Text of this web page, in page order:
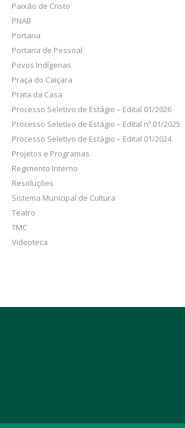
Paixão de Cristo
PNAB
Portaria
Portaria de Pessoal
Povos Indígenas
Praça do Caiçara
Prata da Casa
Processo Seletivo de Estágio – Edital 01/2026
Processo Seletivo de Estágio – Edital nº 01/2025
Processo Seletivo de Estágio – Edital 01/2024
Projetos e Programas
Regimento Interno
Resoluções
Sistema Municipal de Cultura
Teatro
TMC
Videoteca